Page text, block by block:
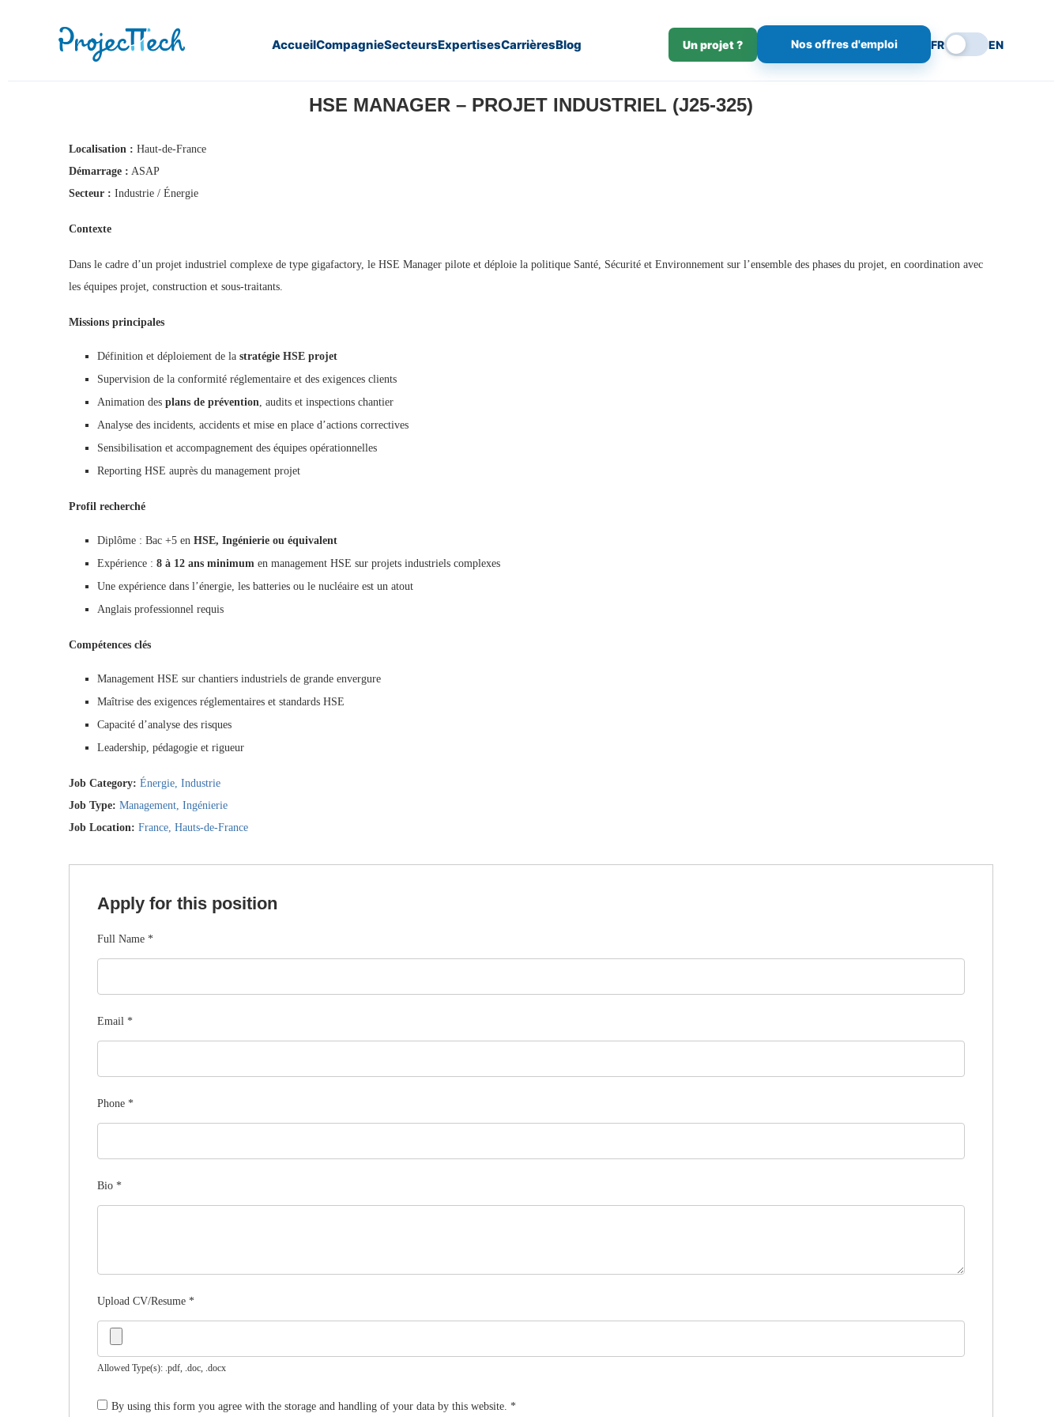
AccueilCompagnieSecteursExpertisesCarrièresBlog Un projet ? Nos offres d'emploi FR EN
HSE MANAGER – PROJET INDUSTRIEL (J25-325)
Localisation : Haut-de-France
Démarrage : ASAP
Secteur : Industrie / Énergie
Contexte
Dans le cadre d’un projet industriel complexe de type gigafactory, le HSE Manager pilote et déploie la politique Santé, Sécurité et Environnement sur l’ensemble des phases du projet, en coordination avec
les équipes projet, construction et sous-traitants.
Missions principales
Définition et déploiement de la stratégie HSE projet
Supervision de la conformité réglementaire et des exigences clients
Animation des plans de prévention, audits et inspections chantier
Analyse des incidents, accidents et mise en place d’actions correctives
Sensibilisation et accompagnement des équipes opérationnelles
Reporting HSE auprès du management projet
Profil recherché
Diplôme : Bac +5 en HSE, Ingénierie ou équivalent
Expérience : 8 à 12 ans minimum en management HSE sur projets industriels complexes
Une expérience dans l’énergie, les batteries ou le nucléaire est un atout
Anglais professionnel requis
Compétences clés
Management HSE sur chantiers industriels de grande envergure
Maîtrise des exigences réglementaires et standards HSE
Capacité d’analyse des risques
Leadership, pédagogie et rigueur
Job Category: Énergie Industrie
Job Type: Management Ingénierie
Job Location: France Hauts-de-France
Apply for this position
Full Name *
Email *
Phone *
Bio *
Upload CV/Resume *
Allowed Type(s): .pdf, .doc, .docx
By using this form you agree with the storage and handling of your data by this website. *